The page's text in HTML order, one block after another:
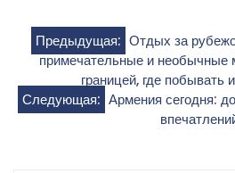
Навигация
по
записям
Предыдущая: Отдых за
примечательные и необычные
границей, где побывать
Следующая: Армения сегодня: